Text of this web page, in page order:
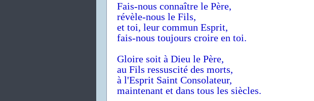
Fais-nous connaître le Père,
révèle-nous le Fils,
et toi, leur commun Esprit,
fais-nous toujours croire en toi.
Gloire soit à Dieu le Père,
au Fils ressuscité des morts,
à l'Esprit Saint Consolateur,
maintenant et dans tous les siècles.